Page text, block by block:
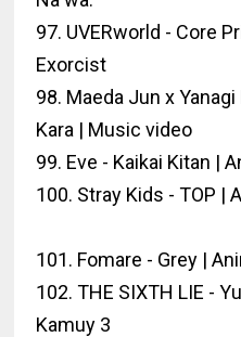
97. UVERworld - Core
Exorcist
98. Maeda Jun x
Kara | Music video
99. Eve - Kaikai Kitan |
100. Stray Kids - TOP |
101. Fomare - Grey |
102. THE SIXTH LIE -
Kamuy 3